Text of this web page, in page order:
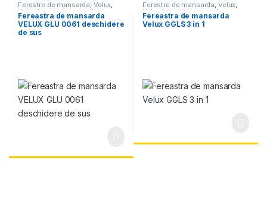
Ferestre de mansarda, Velux,
Velux ferestre mansarda
Fereastra de mansarda
VELUX GLU 0061 deschidere
de sus
Ferestre de mansarda, Velux,
Velux ferestre mansarda
Fereastra de mansarda
Velux GGLS 3 in 1